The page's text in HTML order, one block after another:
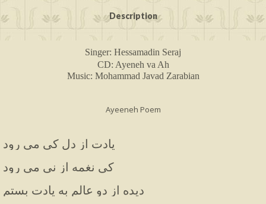
Description
Singer: Hessamadin Seraj
CD: Ayeneh va Ah
Music: Mohammad Javad Zarabian
Ayeeneh Poem
یادت از دل کی می رود
کی نغمه از نی می رود
دیده از دو عالم به یادت بستم